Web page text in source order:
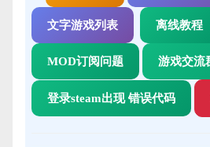
文字游戏列表 离线教程
MOD订阅问题 游戏交流
登录steam出现 错误代码